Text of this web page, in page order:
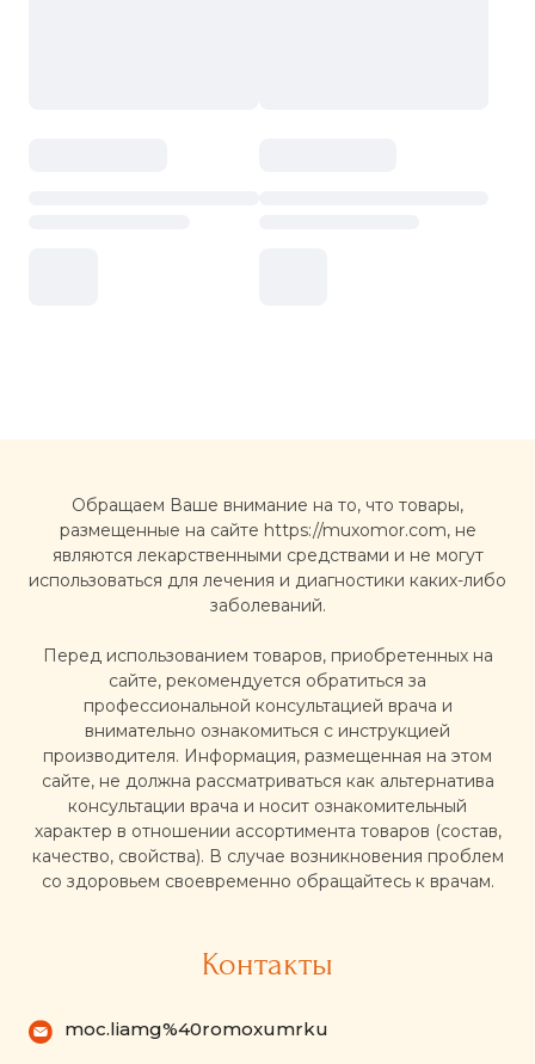
Обращаем Ваше внимание на то, что товары,
размещенные на сайте https://muxomor.com, не
являются лекарственными средствами и не могут
использоваться для лечения и диагностики каких-либо
заболеваний.
Перед использованием товаров, приобретенных на
сайте, рекомендуется обратиться за
профессиональной консультацией врача и
внимательно ознакомиться с инструкцией
производителя. Информация, размещенная на этом
сайте, не должна рассматриваться как альтернатива
консультации врача и носит ознакомительный
характер в отношении ассортимента товаров (состав,
качество, свойства). В случае возникновения проблем
со здоровьем своевременно обращайтесь к врачам.
Контакты
moc.liamg%40romoxumrku